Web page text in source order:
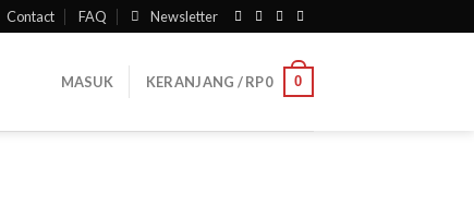
Contact FAQ Newsletter
MASUK KERANJANG /RP0 0